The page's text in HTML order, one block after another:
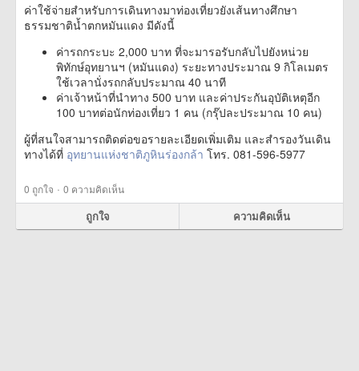
ค่าใช้จ่ายสำหรับการเดินทางมาท่องเที่ยวยังเส้นทางศึกษา
ธรรมชาติน้ำตกหมันแดง มีดังนี้
ค่ารถกระบะ 2,000 บาท ที่จะมารอรับกลับไปยังหน่วย
พิทักษ์อุทยานฯ (หมันแดง) ระยะทางประมาณ 9 กิโลเมตร
ใช้เวลานั่งรถกลับประมาณ 40 นาที
ค่าเจ้าหน้าที่นำทาง 500 บาท และค่าประกันอุบัติเหตุอีก
100 บาทต่อนักท่องเที่ยว 1 คน (กรุ๊ปละประมาณ 10 คน)
ผู้ที่สนใจสามารถติดต่อขอรายละเอียดเพิ่มเติม และสำรองวันเดิน
ทางได้ที่ อุทยานแห่งชาติภูหินร่องกล้า โทร. 081-596-5977
0 ถูกใจ · 0 ความคิดเห็น
ถูกใจ ความคิดเห็น